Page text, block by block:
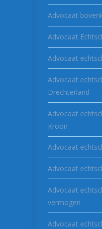
Advocaat
Advocaat
Advocaat
Advocaat
Drechterland
Advocaat
Kroon
Advocaat
Advocaat
Advocaat
vermogen
Advocaat